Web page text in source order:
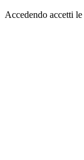
Accedendo accetti le